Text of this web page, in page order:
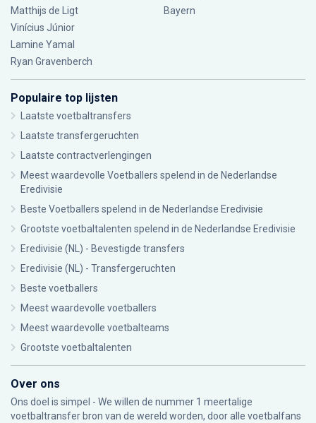
Matthijs de Ligt
Vinícius Júnior
Lamine Yamal
Ryan Gravenberch
Bayern
Populaire top lijsten
Laatste voetbaltransfers
Laatste transfergeruchten
Laatste contractverlengingen
Meest waardevolle Voetballers spelend in de Nederlandse
Eredivisie
Beste Voetballers spelend in de Nederlandse Eredivisie
Grootste voetbaltalenten spelend in de Nederlandse Eredivisie
Eredivisie (NL) - Bevestigde transfers
Eredivisie (NL) - Transfergeruchten
Beste voetballers
Meest waardevolle voetballers
Meest waardevolle voetbalteams
Grootste voetbaltalenten
Over ons
Ons doel is simpel - We willen de nummer 1 meertalige
voetbaltransfer bron van de wereld worden, door alle voetbalfans